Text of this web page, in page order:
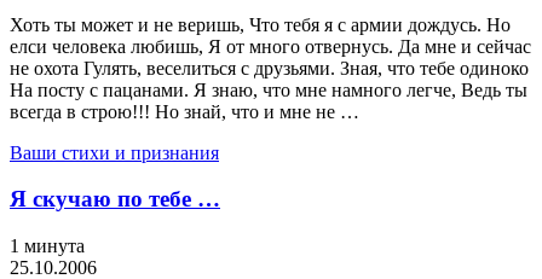
Хоть ты может и не веришь, Что тебя я с армии дождусь. Но
елси человека любишь, Я от много отвернусь. Да мне и сейчас
не охота Гулять, веселиться с друзьями. Зная, что тебе одиноко
На посту с пацанами. Я знаю, что мне намного легче, Ведь ты
всегда в строю!!! Но знай, что и мне не …
Ваши стихи и признания
Я скучаю по тебе …
1 минута
25.10.2006